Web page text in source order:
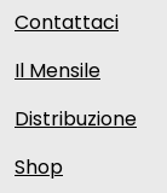
Contattaci
Il Mensile
Distribuzione
Shop